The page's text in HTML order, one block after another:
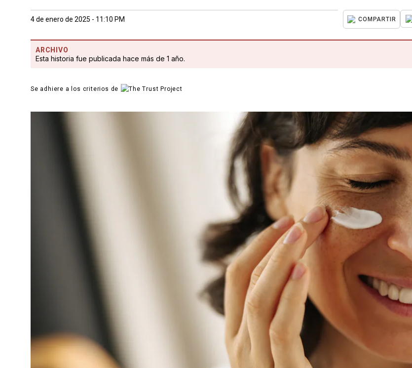
4 de enero de 2025 - 11:10 PM COMPARTIR
ARCHIVO
Esta historia fue publicada hace más de 1 año.
Se adhiere a los criterios de